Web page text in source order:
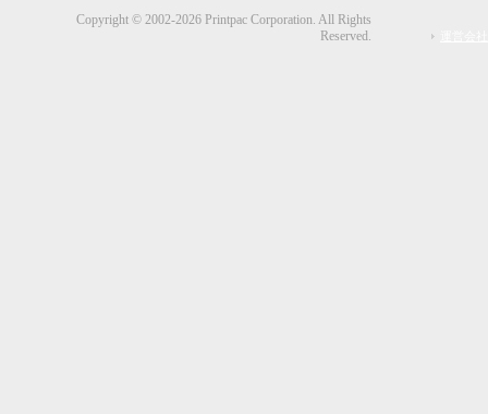
Copyright © 2002-2026 Printpac Corporation. All Rights
Reserved.